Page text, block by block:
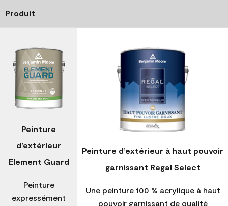
Produit
Peinture
d’extérieur
Element Guard
Peinture
expressément
Peinture d’extérieur à haut pouvoir
garnissant Regal Select
Une peinture 100 % acrylique à haut
pouvoir garnissant de qualité